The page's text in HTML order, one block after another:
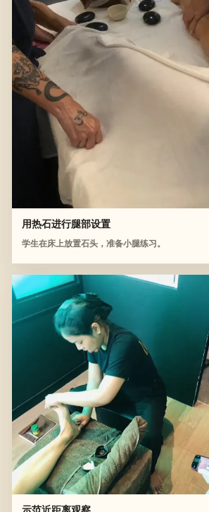
用热石进行腿部设置
学生在床上放置石头，准备小腿练习。